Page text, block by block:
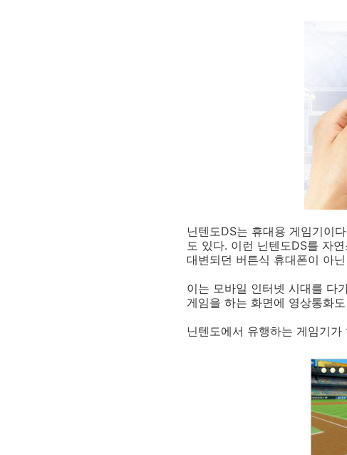
닌텐도DS는 휴대용 게임기이
도 있다. 이런 닌텐도DS를 자
대변되던 버튼식 휴대폰이 아
이는 모바일 인터넷 시대를 다
게임을 하는 화면에 영상통화
닌텐도에서 유행하는 게임기